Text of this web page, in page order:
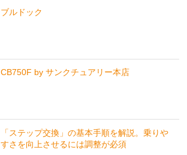
ブルドック
CB750F by サンクチュアリー本店
「ステップ交換」の基本手順を解説。乗りや
すさを向上させるには調整が必須